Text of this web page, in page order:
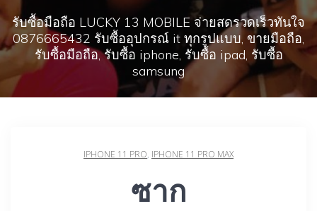
รับซื้อมือถือ LUCKY 13 MOBILE จ่ายสดรวดเร็วทันใจ
0876665432 รับซื้ออุปกรณ์ it ทุกรูปแบบ, ขายมือถือ,
รับซื้อมือถือ, รับซื้อ iphone, รับซื้อ ipad, รับซื้อ
samsung
IPHONE 11 PRO, IPHONE 11 PRO MAX
ซาก